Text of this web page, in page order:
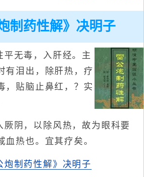
制药性解》决明子
平无毒，入肝经。主
有泪出，除肝热，疗
，贴脑止鼻红，？实
阴，以除风热，故为眼科要
血热也。宜其疗矣。
炮制药性解》决明子